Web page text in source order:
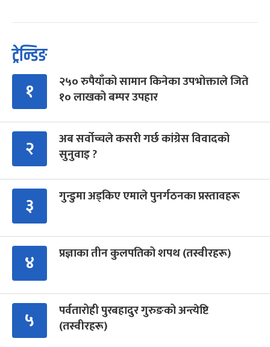
ट्रेन्डिङ
१
२५० रुपैयाँको सामान किनेका उपभोक्ताले जिते
१० लाखको बम्पर उपहार
२
अब सर्वोच्चले कसरी गर्छ कांग्रेस विवादको
सुनुवाइ ?
३ गुन्डुमा अड्किए एमाले पुनर्गठनका प्रस्तावहरू
४ प्रज्ञाका तीन कुलपतिको शपथ (तस्वीरहरू)
५
पर्वतारोही पुरबहादुर गुरुङको अन्त्येष्टि
(तस्वीरहरू)